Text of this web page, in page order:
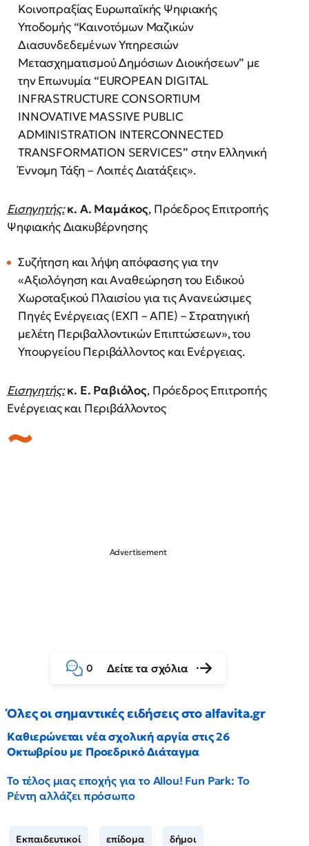
Κοινοπραξίας Ευρωπαϊκής Ψηφιακής
Υποδομής “Καινοτόμων Μαζικών
Διασυνδεδεμένων Υπηρεσιών
Μετασχηματισμού Δημόσιων Διοικήσεων” με
την Επωνυμία “EUROPEAN DIGITAL
INFRASTRUCTURE CONSORTIUM
INNOVATIVE MASSIVE PUBLIC
ADMINISTRATION INTERCONNECTED
TRANSFORMATION SERVICES” στην Ελληνική
Έννομη Τάξη – Λοιπές Διατάξεις».
Εισηγητής: κ. Α. Μαμάκος, Πρόεδρος Επιτροπής
Ψηφιακής Διακυβέρνησης
Συζήτηση και λήψη απόφασης για την
«Αξιολόγηση και Αναθεώρηση του Ειδικού
Χωροταξικού Πλαισίου για τις Ανανεώσιμες
Πηγές Ενέργειας (ΕΧΠ – ΑΠΕ) – Στρατηγική
μελέτη Περιβαλλοντικών Επιπτώσεων», του
Υπουργείου Περιβάλλοντος και Ενέργειας.
Εισηγητής: κ. Ε. Ραβιόλος, Πρόεδρος Επιτροπής
Ενέργειας και Περιβάλλοντος
0 Δείτε τα σχόλια
Όλες οι σημαντικές ειδήσεις στο alfavita.gr
Καθιερώνεται νέα σχολική αργία στις 26
Οκτωβρίου με Προεδρικό Διάταγμα
Το τέλος μιας εποχής για το Allou! Fun Park: Το
Ρέντη αλλάζει πρόσωπο
Εκπαιδευτικοί επίδομα δήμοι